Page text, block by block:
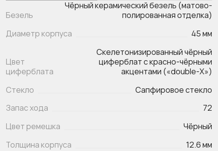
Безель
Чёрный керамический безель (матово-
полированная отделка)
Диаметр корпуса
45 мм
Цвет
циферблата
Скелетонизированный чёрный
циферблат с красно-чёрными
акцентами («double‑X»)
Стекло
Сапфировое стекло
Запас хода
72
Цвет ремешка
Чёрный
Толщина корпуса
12.6 мм